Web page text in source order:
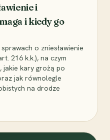
i
i kiedy go
o zniesławienie
216 k.k.), na czym
jakie kary grożą po
jak równolegle
na drodze